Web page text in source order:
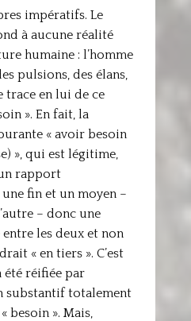
impératifs. Le
à aucune réalité
humaine : l’homme
pulsions, des élans,
trace en lui de ce
». En fait, la
« avoir besoin
», qui est légitime,
rapport
fin et un moyen –
– donc une
les deux et non
« en tiers ». C’est
réifiée par
substantif totalement
besoin ». Mais,